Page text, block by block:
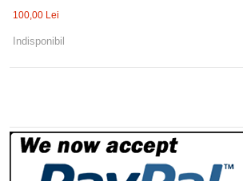
100,00 Lei
Indisponibil